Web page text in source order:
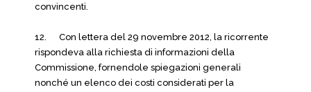
convincenti.
12. Con lettera del 29 novembre 2012, la ricorrente
rispondeva alla richiesta di informazioni della
Commissione, fornendole spiegazioni generali
nonché un elenco dei costi considerati per la